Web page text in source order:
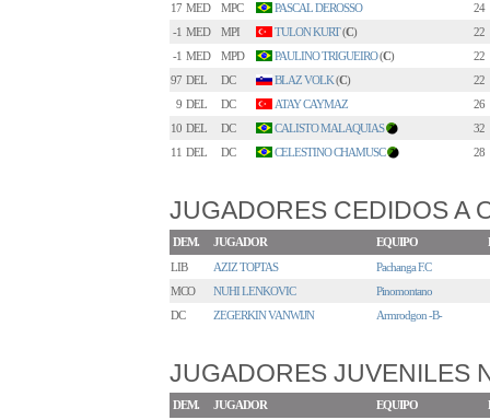
17 MED MPC PASCAL DEROSSO
24
-1 MED MPI TULON KURT(C)
22
-1 MED MPD PAULINO TRIGUEIRO(C)
22
97 DEL DC BLAZ VOLK(C)
22
9 DEL DC ATAY CAYMAZ
26
10 DEL DC CALISTO MALAQUIAS 2
32
11 DEL DC CELESTINO CHAMUSC 3 28
JUGADORES CEDIDOS A
DEM. JUGADOR EQUIPO
LIB
AZIZ TOPTAS
Pachanga F.C
MCO
NUHI LENKOVIC
Pinomontano
DC
ZEGERKIN VANWIJN Armrodgon -B-
JUGADORES JUVENILES
DEM. JUGADOR EQUIPO